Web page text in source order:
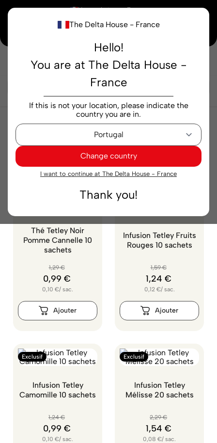
The Delta House - France
Hello!
You are at The Delta House -
France
If this is not your location, please indicate the
country you are in.
Change country
I want to continue at The Delta House - France
Thank you!
× Vous achetez en France
Notre nouvelle maison peaufine encore ses derniers détails. Merci de votre
Tetley
Pertinence Filtre
Thé Tetley Noir
Pomme Cannelle 10
sachets
1,29 €
0,99 €
0,10 €/ sac.
Exclusif
Infusion Tetley Fruits
Rouges 10 sachets
1,59 €
1,24 €
0,12 €/ sac.
Exclusif
Infusion Tetley
Camomille 10 sachets
1,24 €
0,99 €
0,10 €/ sac.
Exclusif
Infusion Tetley
Mélisse 20 sachets
2,29 €
1,54 €
0,08 €/ sac.